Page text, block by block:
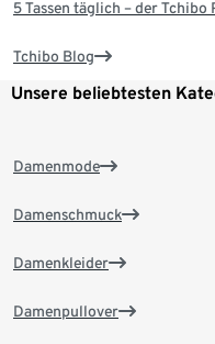
5 Tassen täglich – der Tchibo
Tchibo Blog
Unsere beliebtesten
Damenmode
Damenschmuck
Damenkleider
Damenpullover